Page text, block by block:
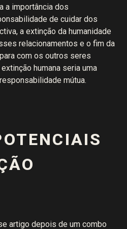
a importância dos
de cuidar dos
a extinção da humanidade
relacionamentos e o fim da
com os outros seres
humana seria uma
mútua.
artigo depois de um combo